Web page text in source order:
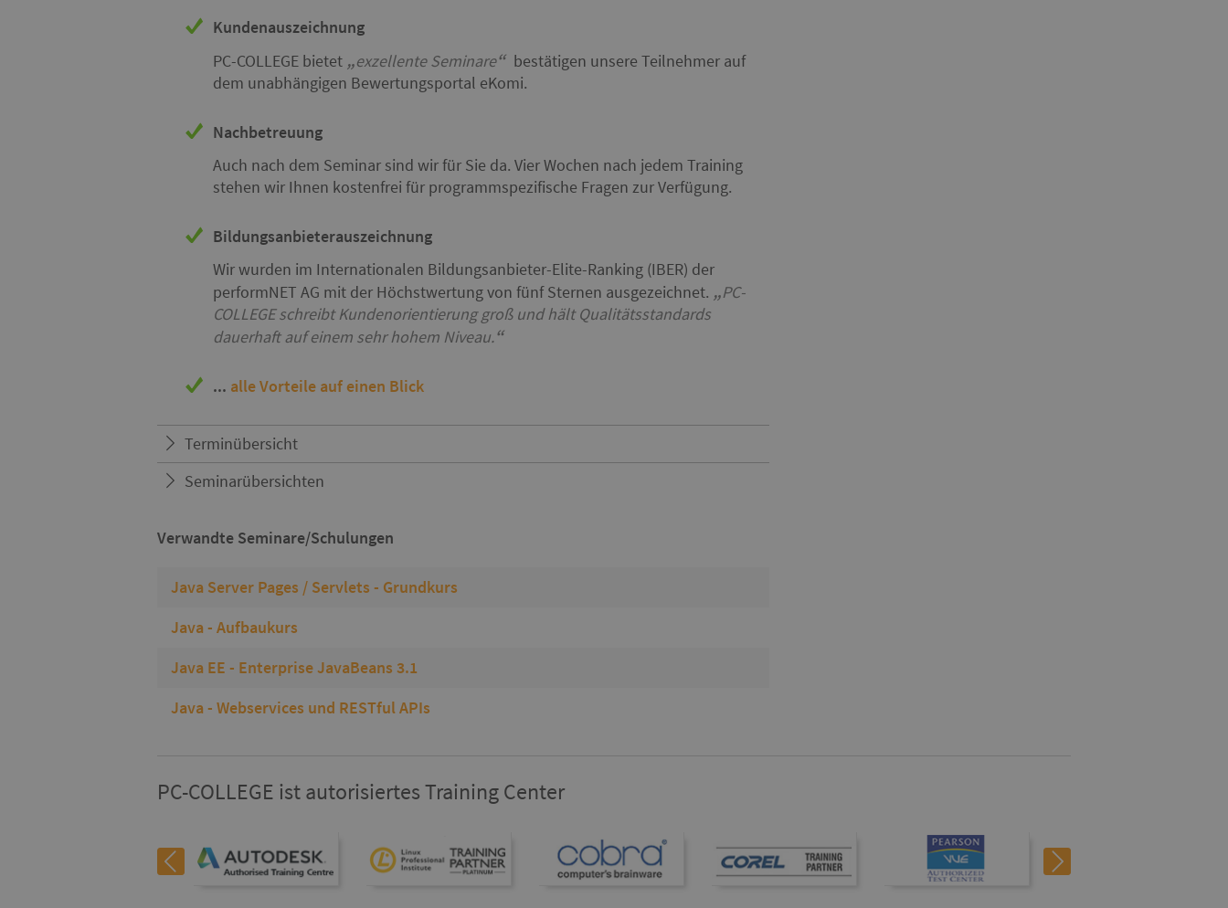
Kundenauszeichnung
PC-COLLEGE bietet
exzellente Seminare
bestätigen unsere Teilnehmer auf
dem unabhängigen Bewertungsportal eKomi.
Nachbetreuung
Auch nach dem Seminar sind wir für Sie da. Vier Wochen nach jedem Training
stehen wir Ihnen kostenfrei für programmspezifische Fragen zur Verfügung.
Bildungsanbieterauszeichnung
Wir wurden im Internationalen Bildungsanbieter-Elite-Ranking (IBER) der
performNET AG mit der Höchstwertung von fünf Sternen ausgezeichnet.
PC-
COLLEGE schreibt Kundenorientierung groß und hält Qualitätsstandards
dauerhaft auf einem sehr hohem Niveau.
... alle Vorteile auf einen Blick
Terminübersicht
Seminarübersichten
Verwandte Seminare/Schulungen
Java Server Pages / Servlets - Grundkurs
Java - Aufbaukurs
Java EE - Enterprise JavaBeans 3.1
Java - Webservices und RESTful APIs
PC-COLLEGE ist autorisiertes Training Center